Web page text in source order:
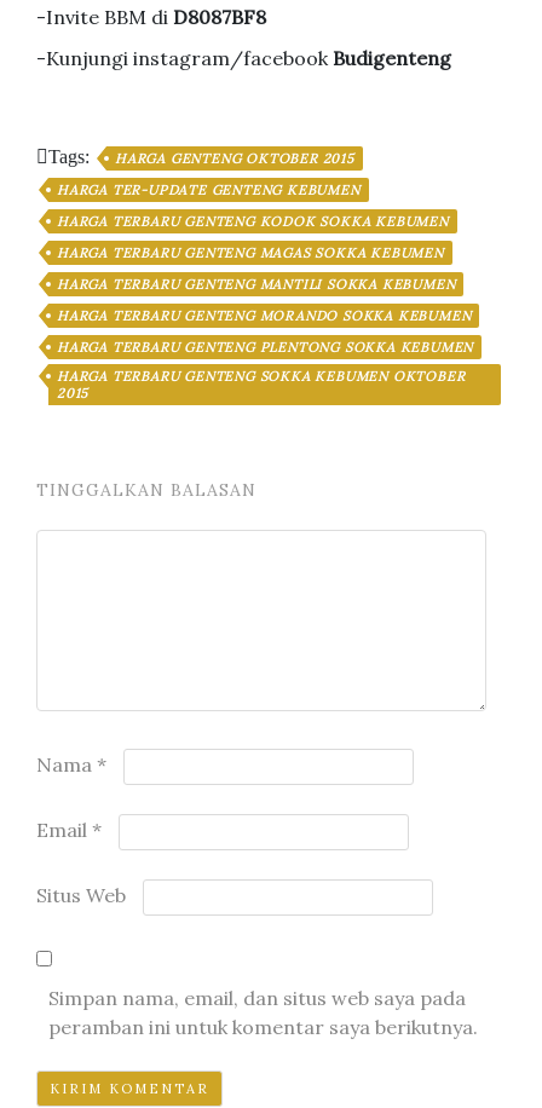
-Invite BBM di D8087BF8
-Kunjungi instagram/facebook Budigenteng
Tags:
HARGA GENTENG OKTOBER 2015
HARGA TER-UPDATE GENTENG KEBUMEN
HARGA TERBARU GENTENG KODOK SOKKA KEBUMEN
HARGA TERBARU GENTENG MAGAS SOKKA KEBUMEN
HARGA TERBARU GENTENG MANTILI SOKKA KEBUMEN
HARGA TERBARU GENTENG MORANDO SOKKA KEBUMEN
HARGA TERBARU GENTENG PLENTONG SOKKA KEBUMEN
HARGA TERBARU GENTENG SOKKA KEBUMEN OKTOBER
2015
TINGGALKAN BALASAN
Nama *
Email *
Situs Web
Simpan nama, email, dan situs web saya pada
peramban ini untuk komentar saya berikutnya.